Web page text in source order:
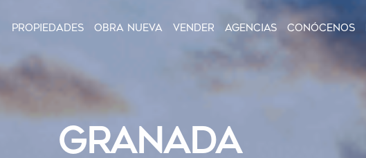
Propiedades Obra nueva Vender Agencias Conócenos
GRANADA